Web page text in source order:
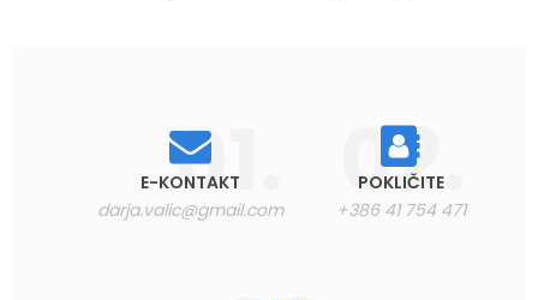
E-KONTAKT
darja.valic@gmail.com
POKLIČITE
+386 41 754 471